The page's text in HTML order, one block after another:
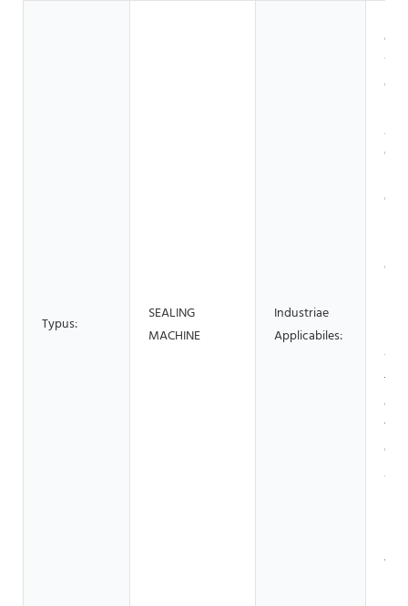
Typus:
SEALING
MACHINE
Industriae
Applicabiles: